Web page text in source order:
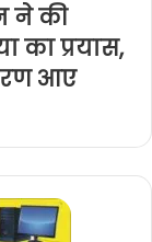
ने की
का प्रयास,
आए